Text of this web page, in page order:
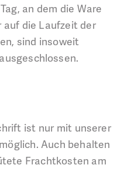
an dem die Ware
auf die Laufzeit der
sind insoweit
ist nur mit unserer
Auch behalten
Frachtkosten am